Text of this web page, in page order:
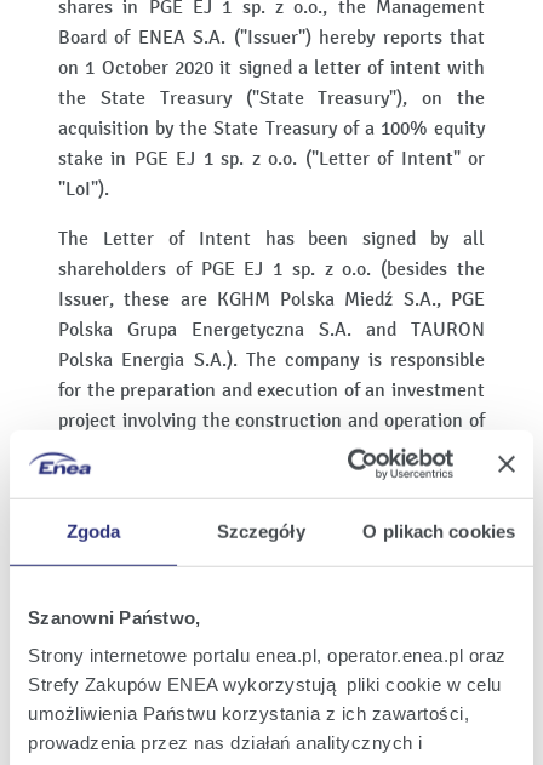
Zgoda Szczegóły O plikach cookies
Szanowni Państwo,
Strony internetowe portalu enea.pl, operator.enea.pl oraz
Strefy Zakupów ENEA wykorzystują pliki cookie w celu
umożliwienia Państwu korzystania z ich zawartości,
prowadzenia przez nas działań analitycznych i
shares in PGE EJ 1 sp. z o.o., the Management
Board of ENEA S.A. ("Issuer") hereby reports that
on 1 October 2020 it signed a letter of intent with
the State Treasury ("State Treasury"), on the
acquisition by the State Treasury of a 100% equity
stake in PGE EJ 1 sp. z o.o. ("Letter of Intent" or
"LoI").
The Letter of Intent has been signed by all
shareholders of PGE EJ 1 sp. z o.o. (besides the
Issuer, these are KGHM Polska Miedź S.A., PGE
Polska Grupa Energetyczna S.A. and TAURON
Polska Energia S.A.). The company is responsible
for the preparation and execution of an investment
project involving the construction and operation of
Poland's first nuclear power plant. The issuer holds
a 10% equity stake in PGE EJ 1 sp. z o.o.
The signatories of the Letter of Intent have
committed themselves to taking, in good faith, all
transaction involving the acquisition by the State
Treasury of an equity stake in PGE EJ 1 sp. z o.o.
("Transaction"). The State Treasury's intent, as
expressed in the LoI, is to purchase shares in PGE
EJ 1 sp. z o.o. by 31 December 2020, although the